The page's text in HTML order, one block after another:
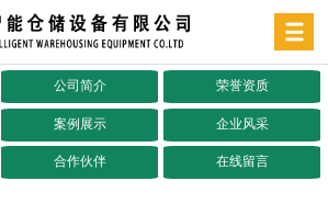
公司简介 荣誉资质
案例展示 企业风采
合作伙伴 在线留言